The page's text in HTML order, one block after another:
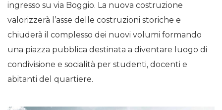
ingresso su via Boggio. La nuova costruzione
valorizzerà l’asse delle costruzioni storiche e
chiuderà il complesso dei nuovi volumi formando
una piazza pubblica destinata a diventare luogo di
condivisione e socialità per studenti, docenti e
abitanti del quartiere.